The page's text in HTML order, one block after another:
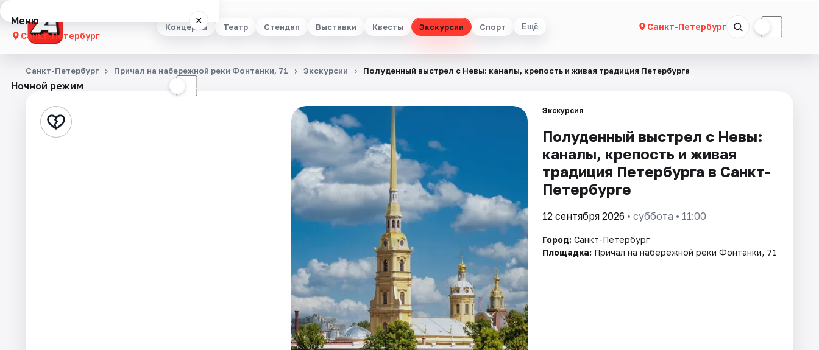
Концерты Театр Стендап Выставки Квесты Экскурсии Спорт Ещё Санкт-Петербург ☾
Меню ×
Санкт-Петербург
Концерты
Стендап
Ночной режим ☾
Санкт-Петербург Причал на набережной реки Фонтанки, 71 Экскурсии Полуденный выстрел с Невы: каналы, крепость и живая традиция Петербурга
Экскурсия
Полуденный выстрел с Невы:
каналы, крепость и живая
традиция Петербурга в Санкт-
Петербурге
12 сентября 2026 • суббота • 11:00
Город: Санкт-Петербург
Площадка: Причал на набережной реки Фонтанки, 71